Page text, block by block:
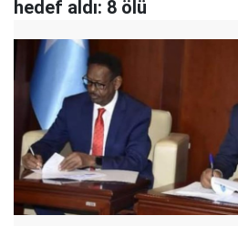
hedef aldı: 8 ölü